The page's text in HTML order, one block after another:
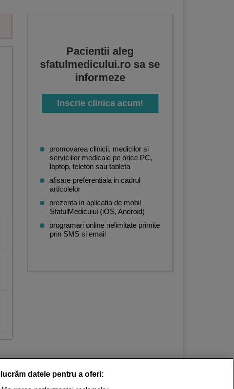
Pacientii aleg
sfatulmedicului.ro sa se
informeze
Inscrie clinica acum!
promovarea clinicii, medicilor si
serviciilor medicale pe orice PC,
laptop, telefon sau tableta
afisare preferentiala in cadrul
articolelor
prezenta in aplicatia de mobil
SfatulMedicului (iOS, Android)
programari online nelimitate primite
prin SMS si email
datele pentru a oferi: